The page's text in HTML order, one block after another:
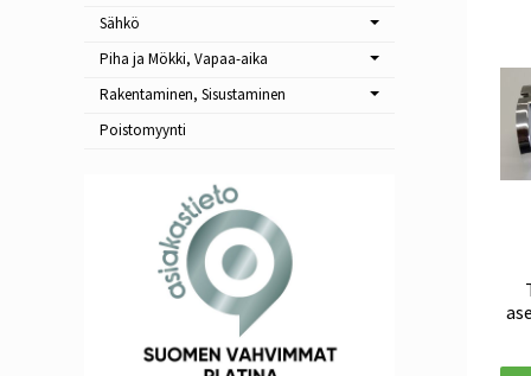
Sähkö
Piha ja Mökki, Vapaa-aika
Rakentaminen, Sisustaminen
Poistomyynti